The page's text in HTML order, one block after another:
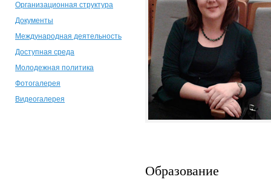
Организационная структура
Документы
Международная деятельность
Доступная среда
Молодежная политика
Фотогалерея
Видеогалерея
Образование